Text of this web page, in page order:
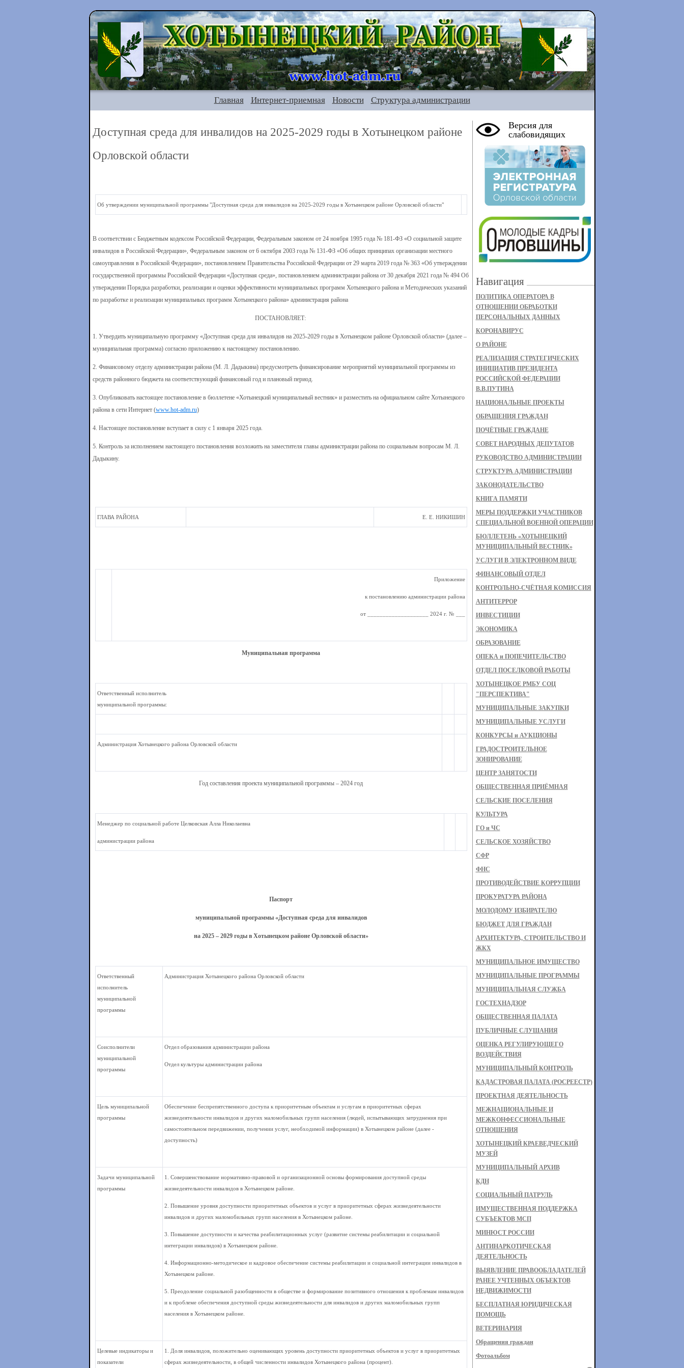
Главная Интернет-приемная Новости Структура администрации
Доступная среда для инвалидов на 2025-2029 годы в Хотынецком районе
Орловской области
Об утверждении муниципальной программы "Доступная среда для инвалидов на 2025-2029 годы в Хотынецком районе Орловской области"
В соответствии с Бюджетным кодексом Российской Федерации, Федеральным законом от 24 ноября 1995 года № 181-ФЗ «О социальной защите
инвалидов в Российской Федерации», Федеральным законом от 6 октября 2003 года № 131-ФЗ «Об общих принципах организации местного
самоуправления в Российской Федерации», постановлением Правительства Российской Федерации от 29 марта 2019 года № 363 «Об утверждении
государственной программы Российской Федерации «Доступная среда», постановлением администрации района от 30 декабря 2021 года № 494 Об
утверждении Порядка разработки, реализации и оценки эффективности муниципальных программ Хотынецкого района и Методических указаний
по разработке и реализации муниципальных программ Хотынецкого района» администрация района
ПОСТАНОВЛЯЕТ:
1. Утвердить муниципальную программу «Доступная среда для инвалидов на 2025-2029 годы в Хотынецком районе Орловской области» (далее –
муниципальная программа) согласно приложению к настоящему постановлению.
2. Финансовому отделу администрации района (М. Л. Дадыкина) предусмотреть финансирование мероприятий муниципальной программы из
средств районного бюджета на соответствующий финансовый год и плановый период.
3. Опубликовать настоящее постановление в бюллетене «Хотынецкий муниципальный вестник» и разместить на официальном сайте Хотынецкого
района в сети Интернет (www.hot-adm.ru)
4. Настоящее постановление вступает в силу с 1 января 2025 года.
5. Контроль за исполнением настоящего постановления возложить на заместителя главы администрации района по социальным вопросам М. Л.
Дадыкину.
ГЛАВА РАЙОНА Е. Е. НИКИШИН
Приложение
к постановлению администрации района
от ____________________ 2024 г. № ___
Муниципальная программа
Ответственный исполнитель
муниципальной программы:
Администрация Хотынецкого района Орловской области
Год составления проекта муниципальной программы – 2024 год
Менеджер по социальной работе Целковская Алла Николаевна
администрации района
Паспорт
муниципальной программы «Доступная среда для инвалидов
на 2025 – 2029 годы в Хотынецком районе Орловской области»
Ответственный
исполнитель
муниципальной
программы
Администрация Хотынецкого района Орловской области
Соисполнители
муниципальной
программы
Отдел образования администрации района
Отдел культуры администрации района
Цель муниципальной
программы
Обеспечение беспрепятственного доступа к приоритетным объектам и услугам в приоритетных сферах
жизнедеятельности инвалидов и других маломобильных групп населения (людей, испытывающих затруднения при
самостоятельном передвижении, получении услуг, необходимой информации) в Хотынецком районе (далее -
доступность)
Задачи муниципальной
программы
1. Совершенствование нормативно-правовой и организационной основы формирования доступной среды
жизнедеятельности инвалидов в Хотынецком районе.
2. Повышение уровня доступности приоритетных объектов и услуг в приоритетных сферах жизнедеятельности
инвалидов и других маломобильных групп населения в Хотынецком районе.
3. Повышение доступности и качества реабилитационных услуг (развитие системы реабилитации и социальной
интеграции инвалидов) в Хотынецком районе.
4. Информационно-методическое и кадровое обеспечение системы реабилитации и социальной интеграции инвалидов в
Хотынецком районе.
5. Преодоление социальной разобщенности в обществе и формирование позитивного отношения к проблемам инвалидов
и к проблеме обеспечения доступной среды жизнедеятельности для инвалидов и других маломобильных групп
населения в Хотынецком районе.
Целевые индикаторы и
показатели
1. Доля инвалидов, положительно оценивающих уровень доступности приоритетных объектов и услуг в приоритетных
сферах жизнедеятельности, в общей численности инвалидов Хотынецкого района (процент).
Версия для
слабовидящих
Навигация
ПОЛИТИКА ОПЕРАТОРА В
ОТНОШЕНИИ ОБРАБОТКИ
ПЕРСОНАЛЬНЫХ ДАННЫХ
КОРОНАВИРУС
О РАЙОНЕ
РЕАЛИЗАЦИЯ СТРАТЕГИЧЕСКИХ
ИНИЦИАТИВ ПРЕЗИДЕНТА
РОССИЙСКОЙ ФЕДЕРАЦИИ
В.В.ПУТИНА
НАЦИОНАЛЬНЫЕ ПРОЕКТЫ
ОБРАЩЕНИЯ ГРАЖДАН
ПОЧЁТНЫЕ ГРАЖДАНЕ
СОВЕТ НАРОДНЫХ ДЕПУТАТОВ
РУКОВОДСТВО АДМИНИСТРАЦИИ
СТРУКТУРА АДМИНИСТРАЦИИ
ЗАКОНОДАТЕЛЬСТВО
КНИГА ПАМЯТИ
МЕРЫ ПОДДЕРЖКИ УЧАСТНИКОВ
СПЕЦИАЛЬНОЙ ВОЕННОЙ ОПЕРАЦИИ
БЮЛЛЕТЕНЬ «ХОТЫНЕЦКИЙ
МУНИЦИПАЛЬНЫЙ ВЕСТНИК»
УСЛУГИ В ЭЛЕКТРОННОМ ВИДЕ
ФИНАНСОВЫЙ ОТДЕЛ
КОНТРОЛЬНО-СЧЁТНАЯ КОМИССИЯ
АНТИТЕРРОР
ИНВЕСТИЦИИ
ЭКОНОМИКА
ОБРАЗОВАНИЕ
ОПЕКА и ПОПЕЧИТЕЛЬСТВО
ОТДЕЛ ПОСЕЛКОВОЙ РАБОТЫ
ХОТЫНЕЦКОЕ РМБУ СОЦ
"ПЕРСПЕКТИВА"
МУНИЦИПАЛЬНЫЕ ЗАКУПКИ
МУНИЦИПАЛЬНЫЕ УСЛУГИ
КОНКУРСЫ и АУКЦИОНЫ
ГРАДОСТРОИТЕЛЬНОЕ
ЗОНИРОВАНИЕ
ЦЕНТР ЗАНЯТОСТИ
ОБЩЕСТВЕННАЯ ПРИЁМНАЯ
СЕЛЬСКИЕ ПОСЕЛЕНИЯ
КУЛЬТУРА
ГО и ЧС
СЕЛЬСКОЕ ХОЗЯЙСТВО
СФР
ФНС
ПРОТИВОДЕЙСТВИЕ КОРРУПЦИИ
ПРОКУРАТУРА РАЙОНА
МОЛОДОМУ ИЗБИРАТЕЛЮ
БЮДЖЕТ ДЛЯ ГРАЖДАН
АРХИТЕКТУРА, СТРОИТЕЛЬСТВО И
ЖКХ
МУНИЦИПАЛЬНОЕ ИМУЩЕСТВО
МУНИЦИПАЛЬНЫЕ ПРОГРАММЫ
МУНИЦИПАЛЬНАЯ СЛУЖБА
ГОСТЕХНАДЗОР
ОБЩЕСТВЕННАЯ ПАЛАТА
ПУБЛИЧНЫЕ СЛУШАНИЯ
ОЦЕНКА РЕГУЛИРУЮЩЕГО
ВОЗДЕЙСТВИЯ
МУНИЦИПАЛЬНЫЙ КОНТРОЛЬ
КАДАСТРОВАЯ ПАЛАТА (РОСРЕЕСТР)
ПРОЕКТНАЯ ДЕЯТЕЛЬНОСТЬ
МЕЖНАЦИОНАЛЬНЫЕ И
МЕЖКОНФЕССИОНАЛЬНЫЕ
ОТНОШЕНИЯ
ХОТЫНЕЦКИЙ КРАЕВЕДЧЕСКИЙ
МУЗЕЙ
МУНИЦИПАЛЬНЫЙ АРХИВ
КДН
СОЦИАЛЬНЫЙ ПАТРУЛЬ
ИМУЩЕСТВЕННАЯ ПОДДЕРЖКА
СУБЪЕКТОВ МСП
МИНЮСТ РОССИИ
АНТИНАРКОТИЧЕСКАЯ
ДЕЯТЕЛЬНОСТЬ
ВЫЯВЛЕНИЕ ПРАВООБЛАДАТЕЛЕЙ
РАНЕЕ УЧТЕННЫХ ОБЪЕКТОВ
НЕДВИЖИМОСТИ
БЕСПЛАТНАЯ ЮРИДИЧЕСКАЯ
ПОМОЩЬ
ВЕТЕРИНАРИЯ
Обращения граждан
Фотоальбом